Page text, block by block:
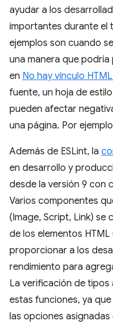
ayudar a los
importantes durante el
ejemplos son cuando
una manera que
en No hay vínculo
fuente, un hoja de
pueden afectar
una página. Por
Además de ESLint, la
en desarrollo y
desde la versión 9 con
Varios componentes
(Image, Script, Link) se
de los elementos HTML
proporcionar a los
rendimiento para
La verificación de
estas funciones, ya
las opciones